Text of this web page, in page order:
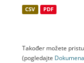
CSV PDF
Također možete
(pogledajte